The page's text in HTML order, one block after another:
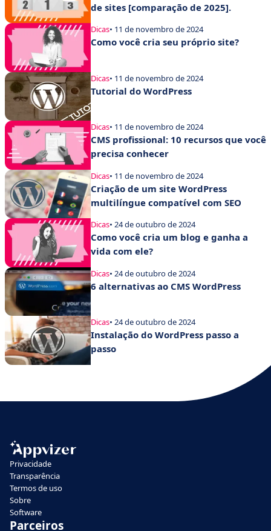
de sites [comparação de 2025].
Dicas• 11 de novembro de 2024
Como você cria seu próprio site?
Dicas• 11 de novembro de 2024
Tutorial do WordPress
Dicas• 11 de novembro de 2024
CMS profissional: 10 recursos que você
precisa conhecer
Dicas• 11 de novembro de 2024
Criação de um site WordPress
multilíngue compatível com SEO
Dicas• 24 de outubro de 2024
Como você cria um blog e ganha a
vida com ele?
Dicas• 24 de outubro de 2024
6 alternativas ao CMS WordPress
Dicas• 24 de outubro de 2024
Instalação do WordPress passo a
passo
Privacidade
Transparência
Termos de uso
Sobre
Software
Parceiros